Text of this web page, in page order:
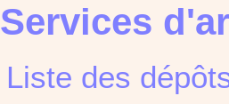
Services
Liste des